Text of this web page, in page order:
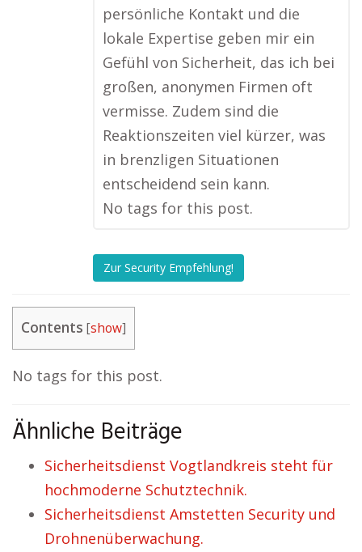
persönliche Kontakt und die
lokale Expertise geben mir ein
Gefühl von Sicherheit, das ich bei
großen, anonymen Firmen oft
vermisse. Zudem sind die
Reaktionszeiten viel kürzer, was
in brenzligen Situationen
entscheidend sein kann.
No tags for this post.
Zur Security Empfehlung!
Contents [show]
No tags for this post.
Ähnliche Beiträge
Sicherheitsdienst Vogtlandkreis steht für
hochmoderne Schutztechnik.
Sicherheitsdienst Amstetten Security und
Drohnenüberwachung.